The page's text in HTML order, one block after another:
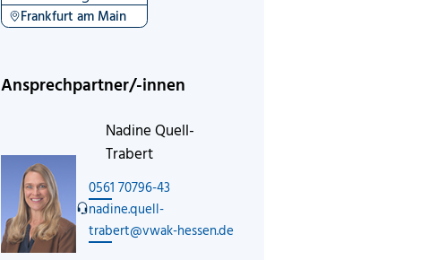
Frankfurt am Main
Ansprechpartner/-innen
Nadine Quell-
Trabert
0561 70796-43
nadine.quell-
trabert@vwak-hessen.de